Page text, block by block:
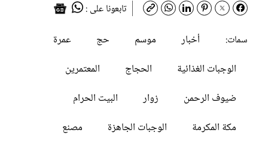
تابعونا على :
سمات:
أخبار موسم حج
عمرة
الوجبات الغذائية
الحجاج
المعتمرين
ضيوف الرحمن
زوار
البيت الحرام
مكة المكرمة
الوجبات الجاهزة
مصنع